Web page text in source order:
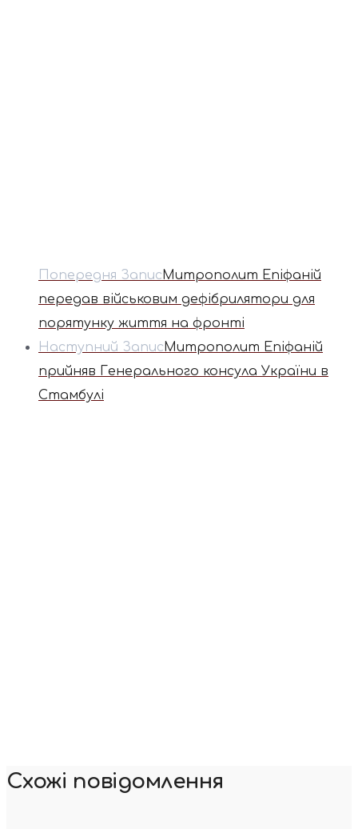
Попередня ЗаписМитрополит Епіфаній
передав військовим дефібрилятори для
порятунку життя на фронті
Наступний ЗаписМитрополит Епіфаній
прийняв Генерального консула України в
Стамбулі
Схожі повідомлення